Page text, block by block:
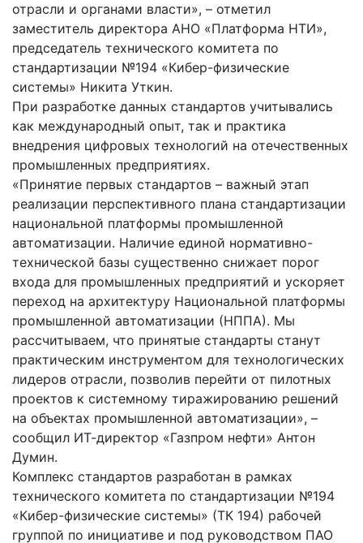
отрасли и органами власти», – отметил
заместитель директора АНО «Платформа НТИ»,
председатель технического комитета по
стандартизации №194 «Кибер-физические
системы» Никита Уткин.
При разработке данных стандартов учитывались
как международный опыт, так и практика
внедрения цифровых технологий на отечественных
промышленных предприятиях.
«Принятие первых стандартов – важный этап
реализации перспективного плана стандартизации
национальной платформы промышленной
автоматизации. Наличие единой нормативно-
технической базы существенно снижает порог
входа для промышленных предприятий и ускоряет
переход на архитектуру Национальной платформы
промышленной автоматизации (НППА). Мы
рассчитываем, что принятые стандарты станут
практическим инструментом для технологических
лидеров отрасли, позволив перейти от пилотных
проектов к системному тиражированию решений
на объектах промышленной автоматизации», –
сообщил ИТ-директор «Газпром нефти» Антон
Думин.
Комплекс стандартов разработан в рамках
технического комитета по стандартизации №194
«Кибер-физические системы» (ТК 194) рабочей
группой по инициативе и под руководством ПАО